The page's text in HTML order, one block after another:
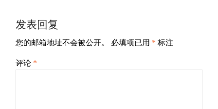
发表回复
您的邮箱地址不会被公开。 必填项已用 * 标注
评论 *